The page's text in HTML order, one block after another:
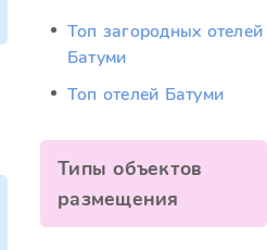
Топ загородных отелей
Батуми
Топ отелей Батуми
Типы объектов
размещения